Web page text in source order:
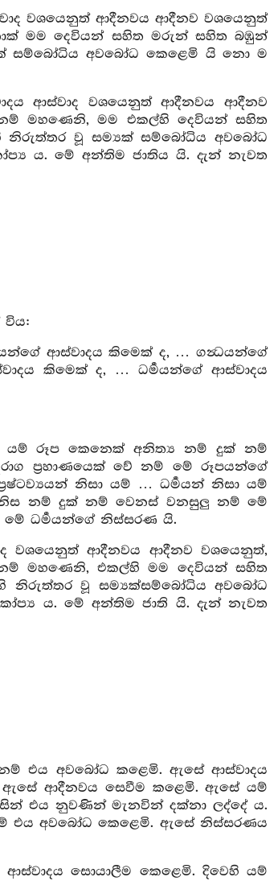
වශයෙනුත් ආදීනවය ආදීනව වශයෙනුත්
මම දෙවියන් සහිත මරුන් සහිත බඹුන්
සම්බෝධිය අවබෝධ කෙළෙමි යි නො ම
ආස්වාද වශයෙනුත් ආදීනවය ආදීනව
මහණෙනි, මම එකල්හි දෙවියන් සහිත
නිරුත්තර වූ සම්‍යක් සම්බෝධිය අවබෝධ
ය. මේ අන්තිම ජාතිය යි. දැන් නැවත
ආස්වාදය කිමෙක් ද, … ගන්‍ධයන්ගේ
කිමෙක් ද, … ධර්‍මයන්ගේ ආස්වාදය
යම් රූප කෙනෙක් අනිත්‍ය නම් දුක් නම්
ප්‍රහාණයෙක් වේ නම් මේ රූපයන්ගේ
නිසා යම් … ධර්‍මයන් නිසා යම්
නම් දුක් නම් වෙනස් වනසුලු නම් මේ
මේ ධර්‍මයන්ගේ නිස්සරණ යි.
වශයෙනුත් ආදීනවය ආදීනව වශයෙනුත්,
මහණෙනි, එකල්හි මම දෙවියන් සහිත
නිරුත්තර වූ සම්‍යක්සම්බෝධිය අවබෝධ
ය. මේ අන්තිම ජාති යි. දැන් නැවත
එය අවබෝධ කළෙමි. ඇසේ ආස්වාදය
ආදීනවය සෙවීම කළෙමි. ඇසේ යම්
එය නුවණින් මැනවින් දක්නා ලද්දේ ය.
එය අවබෝධ කෙළෙමි. ඇසේ නිස්සරණය
සොයාලීම කෙළෙමි. දිවෙහි යම්